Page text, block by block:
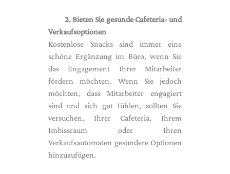
2. Bieten Sie gesunde Cafeteria- und
Verkaufsoptionen
Kostenlose Snacks sind immer eine
schöne Ergänzung im Büro, wenn Sie
das Engagement Ihrer Mitarbeiter
fördern möchten. Wenn Sie jedoch
möchten, dass Mitarbeiter engagiert
sind und sich gut fühlen, sollten Sie
versuchen, Ihrer Cafeteria, Ihrem
Imbissraum oder Ihren
Verkaufsautomaten gesündere Optionen
hinzuzufügen.